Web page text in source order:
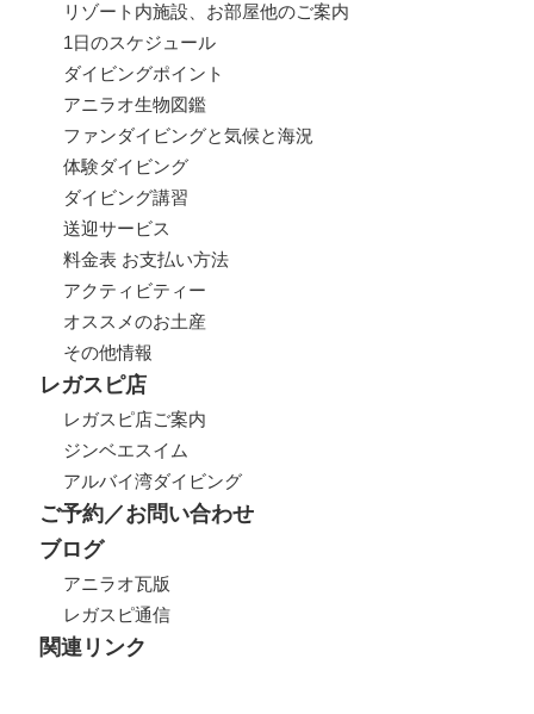
リゾート内施設、お部屋他のご案内
1日のスケジュール
ダイビングポイント
アニラオ生物図鑑
ファンダイビングと気候と海況
体験ダイビング
ダイビング講習
送迎サービス
料金表 お支払い方法
アクティビティー
オススメのお土産
その他情報
レガスピ店
レガスピ店ご案内
ジンベエスイム
アルバイ湾ダイビング
ご予約／お問い合わせ
ブログ
アニラオ瓦版
レガスピ通信
関連リンク